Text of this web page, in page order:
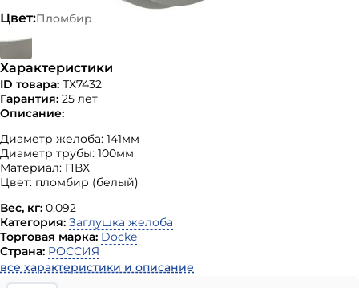
Цвет:Пломбир
Характеристики
ID товара: ТХ7432
Гарантия: 25 лет
Описание:
Диаметр желоба: 141мм
Диаметр трубы: 100мм
Материал: ПВХ
Цвет: пломбир (белый)
Вес, кг: 0,092
Категория: Заглушка желоба
Торговая марка: Docke
Страна: РОССИЯ
все характеристики и описание